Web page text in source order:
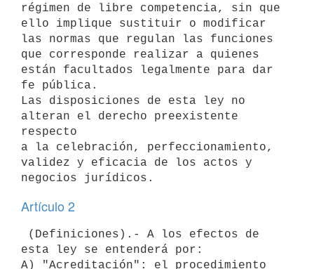
régimen de libre competencia, sin que
ello implique sustituir o modificar
las normas que regulan las funciones
que corresponde realizar a quienes
están facultados legalmente para dar
fe pública.
Las disposiciones de esta ley no
alteran el derecho preexistente
respecto
a la celebración, perfeccionamiento,
validez y eficacia de los actos y
Artículo 2
esta ley se entenderá por:
A) "Acreditación": el procedimiento